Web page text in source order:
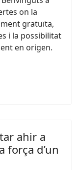
on la
gratuïta,
i la possibilitat
en origen.
ahir a
força d’un